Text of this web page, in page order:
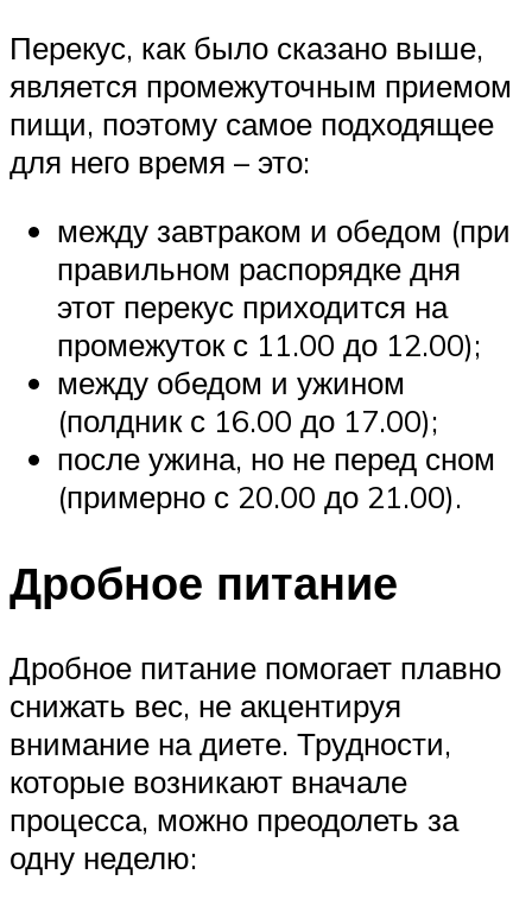
Перекус, как было сказано выше,
является промежуточным приемом
пищи, поэтому самое подходящее
для него время – это:
между завтраком и обедом (при
правильном распорядке дня
этот перекус приходится на
промежуток с 11.00 до 12.00);
между обедом и ужином
(полдник с 16.00 до 17.00);
после ужина, но не перед сном
(примерно с 20.00 до 21.00).
Дробное питание
Дробное питание помогает плавно
снижать вес, не акцентируя
внимание на диете. Трудности,
которые возникают вначале
процесса, можно преодолеть за
одну неделю: